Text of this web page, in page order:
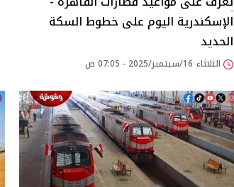
الإسكندرية اليوم على خطوط السكة
الحديد
الثلاثاء 16/سبتمبر/2025 - 07:05 ص